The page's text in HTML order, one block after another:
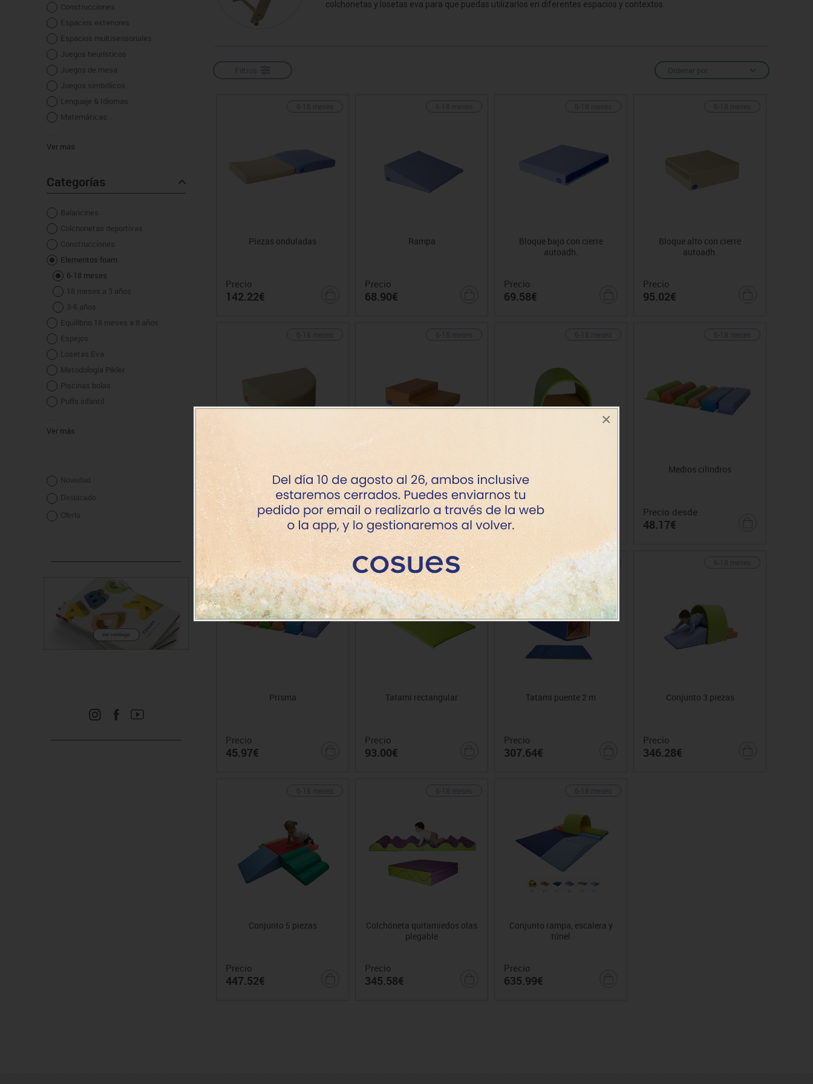
×
Manualidades
Material escolar
Plastifica, encuaderna, destruye
Papel y manipulados
Psicomotricidad
Pizarras, vitrinas y expositores
Sillas, bancos y taburetes
Entrenamiento
Psicomotricidad
Micro:bit
Videoproyección
Construcciones
Espacios exteriores
Espacios multisensoriales
Juegos heurísticos
Juegos de mesa
Juegos simbólicos
Lenguaje & Idiomas
Matemáticas
Ver más
Categorías
Balancines
Colchonetas deportivas
Construcciones
Elementos·foam
6-18 meses
18 meses a 3 años
3-6 años
Equilíbrio 18 meses a 8 años
Espejos
Losetas Eva
Metodología Pikler
Piscinas bolas
Puffs infantil
Ver más
Novedad
Destacado
Oferta
colchonetas y losetas eva para que puedas utilizarlos en diferentes espacios y contextos.
Ordenar por
Piezas onduladas
Precio
142.22€
Rampa
Precio
68.90€
Bloque bajo con cierre
autoadh.
Precio
69.58€
Bloque alto con cierre
autoadh.
Precio
95.02€
Quesito mosaico
Precio
82.72€
Escalera
Precio
74.60€
Precio
173.14€
Medios cilindros
Precio desde
48.17€
6-18 meses
Prisma
Precio
45.97€
6-18 meses
Tatami rectangular
Precio
93.00€
6-18 meses
Tatami puente 2 m
Precio
307.64€
Conjunto 3 piezas
Precio
346.28€
Conjunto 5 piezas
Precio
447.52€
Colchóneta quitamiedos olas
plegable
Precio
345.58€
Conjunto rampa, escalera y
túnel
Precio
635.99€